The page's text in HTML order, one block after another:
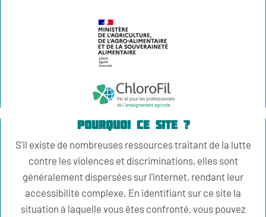
Pourquoi ce site ?
S'il existe de nombreuses ressources traitant de la lutte
contre les violences et discriminations, elles sont
généralement dispersées sur l'internet, rendant leur
accessibilité complexe. En identifiant sur ce site la
situation à laquelle vous êtes confronté, vous pouvez